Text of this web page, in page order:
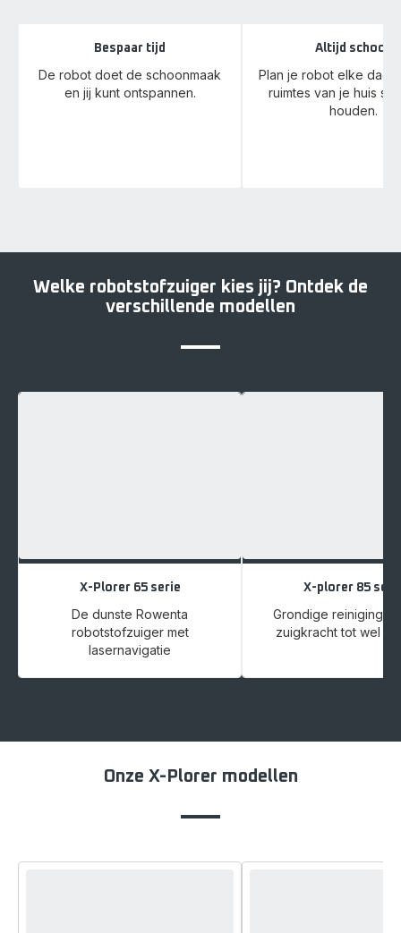
Bespaar tijd
De robot doet de schoonmaak
en jij kunt ontspannen.
Altijd schoon
Plan je robot elke dag
ruimtes van je huis
houden.
Welke robotstofzuiger kies jij? Ontdek de
verschillende modellen
X-Plorer 65 serie
De dunste Rowenta
robotstofzuiger met
lasernavigatie
X-plorer 85
Grondige reiniging
zuigkracht tot wel
Onze X-Plorer modellen